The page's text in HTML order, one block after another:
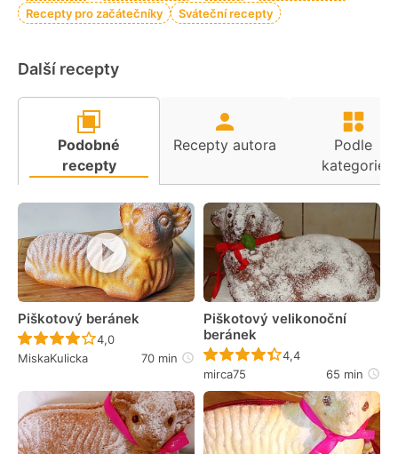
Recepty pro začátečníky
Sváteční recepty
Další recepty
Podobné
recepty
Recepty autora
Podle
kategorie
Piškotový beránek
Recept ještě nebyl hodnocen
4,0
MiskaKulicka
70 min
Piškotový velikonoční
beránek
Recept ještě nebyl
4,4
mirca75
65 min